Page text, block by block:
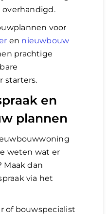
voor
en nieuwbouw
prachtige
starters.
en
plannen
weten wat er
Maak dan
via het
of bouwspecialist